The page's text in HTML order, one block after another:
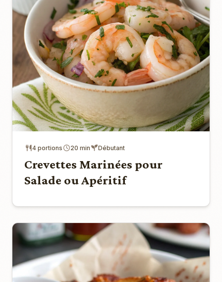
4 portions 20 min Débutant
Crevettes Marinées pour
Salade ou Apéritif